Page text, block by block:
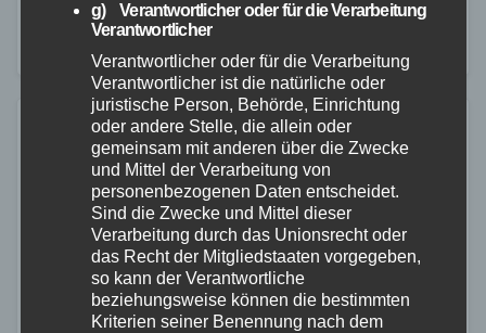
in der Voll- und Teilkaskoversicherung ausgewertet.
Überraschend: Ein kleines gefräßiges Tier belegt…
g) Verantwortlicher oder für die Verarbeitung
Verantwortlicher
Verantwortlicher oder für die Verarbeitung
Verantwortlicher ist die natürliche oder
juristische Person, Behörde, Einrichtung
oder andere Stelle, die allein oder
gemeinsam mit anderen über die Zwecke
und Mittel der Verarbeitung von
personenbezogenen Daten entscheidet.
Sind die Zwecke und Mittel dieser
Verarbeitung durch das Unionsrecht oder
das Recht der Mitgliedstaaten vorgegeben,
so kann der Verantwortliche
beziehungsweise können die bestimmten
Kriterien seiner Benennung nach dem